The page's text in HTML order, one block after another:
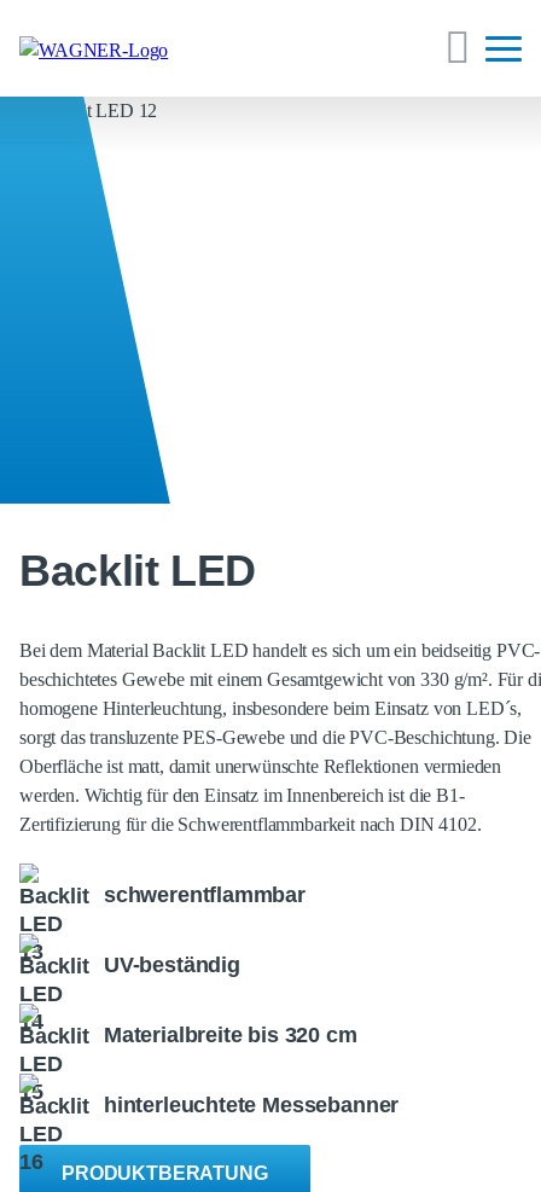
Backlit LED
Bei dem Material Backlit LED handelt es sich um ein beidseitig PVC-
beschichtetes Gewebe mit einem Gesamtgewicht von 330 g/m². Für
homogene Hinterleuchtung, insbesondere beim Einsatz von LED´s,
sorgt das transluzente PES-Gewebe und die PVC-Beschichtung. Die
Oberfläche ist matt, damit unerwünschte Reflektionen vermieden
werden. Wichtig für den Einsatz im Innenbereich ist die B1-
Zertifizierung für die Schwerentflammbarkeit nach DIN 4102.
schwerentflammbar
UV-beständig
Materialbreite bis 320 cm
hinterleuchtete Messebanner
PRODUKTBERATUNG